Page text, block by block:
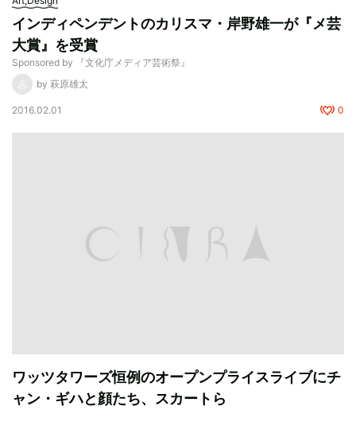
インディペンデントのカリスマ・岸野雄一が『メ芸
大賞』を受賞
Sponsored by 『文化庁メディア芸術祭』
by 萩原雄太
2016.02.01 0
ワッツタワーズ恒例のオープンプライスライブにチ
ャン・ギハと顔たち、スカートら